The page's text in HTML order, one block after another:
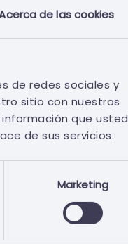
de las cookies
de redes sociales y
sitio con nuestros
que usted
de sus servicios.
Marketing